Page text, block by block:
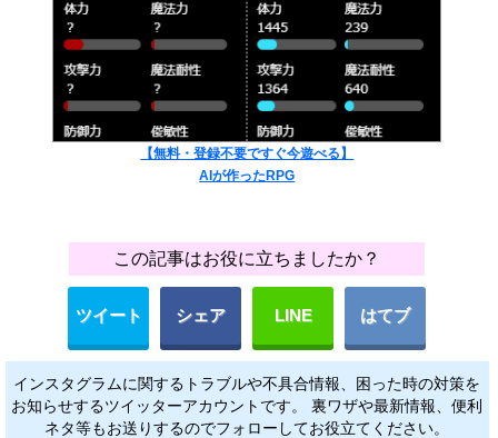
【無料・登録不要ですぐ今遊べる】
AIが作ったRPG
この記事はお役に立ちましたか？
ツイート シェア LINE はてブ
インスタグラムに関するトラブルや不具合情報、困った時の対策を
お知らせするツイッターアカウントです。 裏ワザや最新情報、便利
ネタ等もお送りするのでフォローしてお役立てください。